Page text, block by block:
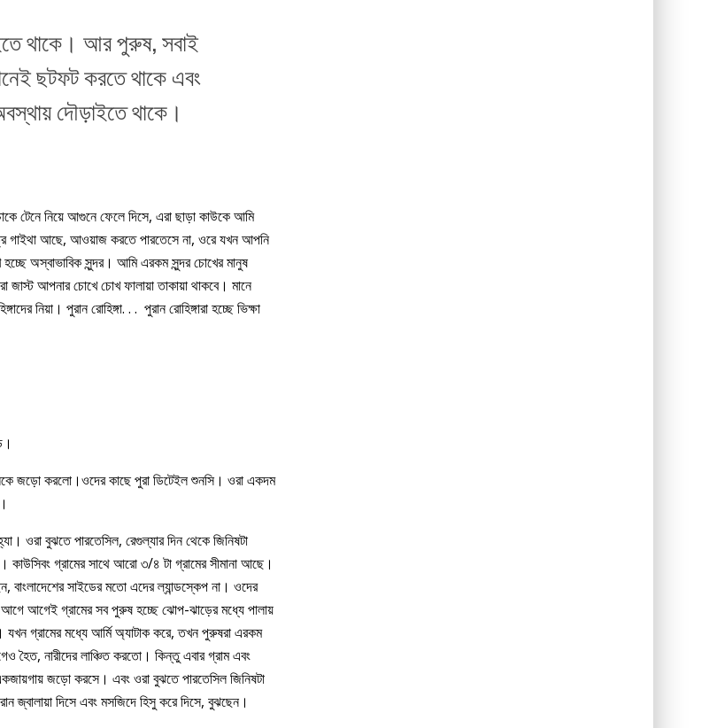
থাকে। আর পুরুষ, সবাই
ছটফট করতে থাকে এবং
দৌড়াইতে থাকে।
টেনে নিয়ে আগুনে ফেলে দিসে, এরা ছাড়া কাউকে আমি
গাইথা আছে, আওয়াজ করতে পারতেসে না, ওরে যখন আপনি
হচ্ছে অস্বাভাবিক সুন্দর। আমি এরকম সুন্দর চোখের মানুষ
জাস্ট আপনার চোখে চোখ ফালায়া তাকায়া থাকবে। মানে
নিয়া। পুরান রোহিঙ্গা. . . পুরান রোহিঙ্গারা হচ্ছে ভিক্ষা
জড়ো করলো।ওদের কাছে পুরা ডিটেইল শুনসি। ওরা একদম
ওরা বুঝতে পারতেসিল, রেগুল্যার দিন থেকে জিনিষটা
গ্রামের সাথে আরো ৩/৪ টা গ্রামের সীমানা আছে।
সাইডের মতো এদের ল্যান্ডস্কেপ না। ওদের
আগেই গ্রামের সব পুরুষ হচ্ছে ঝোপ-ঝাড়ের মধ্যে পালায়
গ্রামের মধ্যে আর্মি অ্যাটাক করে, তখন পুরুষরা এরকম
হৈত, নারীদের লাঞ্চিত করতো। কিন্তু এবার গ্রাম এবং
জড়ো করসে। এবং ওরা বুঝতে পারতেসিল জিনিষটা
জ্বালায়া দিসে এবং মসজিদে হিসু করে দিসে, বুঝছেন।